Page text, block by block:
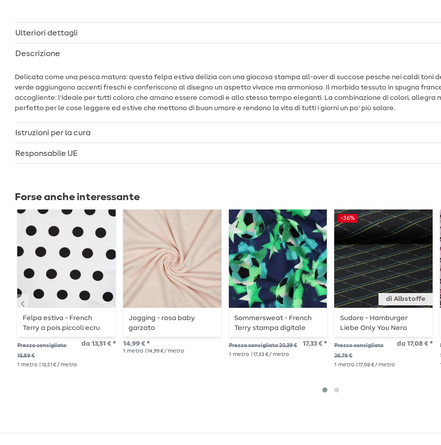
Ulteriori dettagli
Descrizione
Delicata come una pesca matura: questa felpa estiva delizia con una giocosa stampa all-over di succose pesche nei caldi toni
verde aggiungono accenti freschi e conferiscono al disegno un aspetto vivace ma armonioso. Il morbido tessuto in spugna
accogliente: l'ideale per tutti coloro che amano essere comodi e allo stesso tempo eleganti. La combinazione di colori, allegra
perfetto per le cose leggere ed estive che mettono di buon umore e rendono la vita di tutti i giorni un po' più solare.
Istruzioni per la cura
Responsabile UE
Forse anche interessante
Felpa estiva - French
Terry a pois piccoli ecru
Prezzo consigliato
15,89 €
da 13,51 € *
1 metro | 13,51 € / metro
Jogging - rosa baby
garzato
14,99 € *
1 metro | 14,99 € / metro
Sommersweat - French
Terry stampa digitale
palloni da calcio Navy
spazzolato
Prezzo consigliato 20,39 € 17,33 € *
1 metro | 17,33 € / metro
di Albstoffe
-36%
Sudore - Hamburger
Liebe Only You Nero
Prezzo consigliato
26,79 €
da 17,08 € *
1 metro | 17,08 € / metro